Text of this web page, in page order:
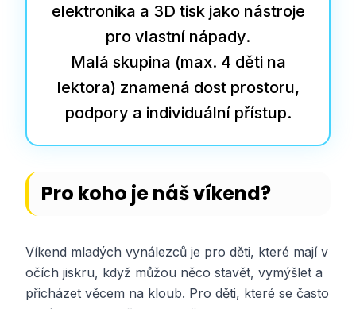
elektronika a 3D tisk jako nástroje
pro vlastní nápady.
Malá skupina (max. 4 děti na
lektora) znamená dost prostoru,
podpory a individuální přístup.
Pro koho je náš víkend?
Víkend mladých vynálezců je pro děti, které mají v
očích jiskru, když můžou něco stavět, vymýšlet a
přicházet věcem na kloub. Pro děti, které se často